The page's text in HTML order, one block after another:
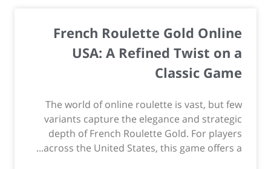
French Roulette Gold Online
USA: A Refined Twist on a
Classic Game
The world of online roulette is vast, but few
variants capture the elegance and strategic
depth of French Roulette Gold. For players
across the United States, this game offers a...